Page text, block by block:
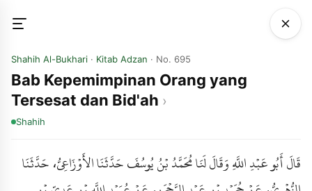
Shahih Al-Bukhari · Kitab Adzan · No. 695
Bab Kepemimpinan Orang yang
Tersesat dan Bid'ah
Shahih
قَالَ أَبُو عَبْدِ اللَّهِ وَقَالَ لَنَا مُحَمَّدُ بْنُ يُوسُفَ حَدَّثَنَا الأَوْزَاعِيُّ، حَدَّثَنَا